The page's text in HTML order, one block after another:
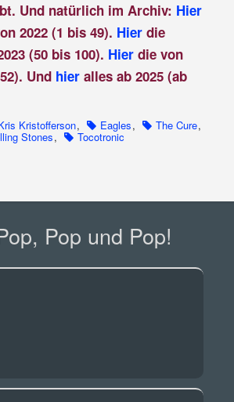
Und natürlich im Archiv: Hier
2022 (1 bis 49). Hierdie
(50 bis 100). Hier die von
Und hier alles ab 2025 (ab
Kristofferson, Eagles, The Cure,
Stones, Tocotronic
Pop und Pop!